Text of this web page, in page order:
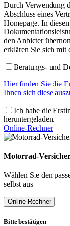
Durch Verwendung
Abschluss eines
Homepage. In
den Anbieter
erklären Sie sich mit
Beratungs- und
Hier finden Sie die
Ihnen sich diese
Ich habe die
heruntergeladen.
Online-Rechner
Motorrad-
Wählen Sie den
selbst aus
Online-Rechner
Bitte bestätigen